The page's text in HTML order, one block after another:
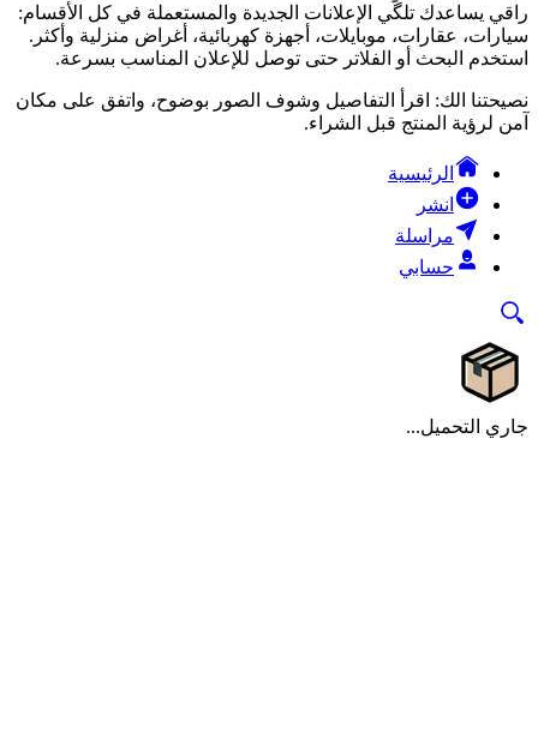
راقي يساعدك تلگّي الإعلانات الجديدة والمستعملة في كل الأقسام:
سيارات، عقارات، موبايلات، أجهزة كهربائية، أغراض منزلية وأكثر.
استخدم البحث أو الفلاتر حتى توصل للإعلان المناسب بسرعة.
نصيحتنا الك: اقرأ التفاصيل وشوف الصور بوضوح، واتفق على مكان
آمن لرؤية المنتج قبل الشراء.
الرئيسية
انشر
مراسلة
حسابي
جاري التحميل...